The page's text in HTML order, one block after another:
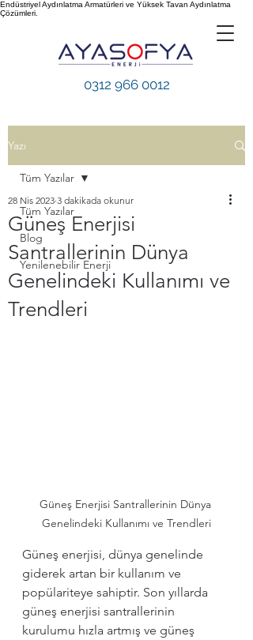
Endüstriyel Aydınlatma Armatürleri ve Yüksek Tavan Aydınlatma
Çözümleri.
0312 966 0012
Yazı
Tüm Yazılar
Blog
Yenilenebilir Enerji
Tüm Yazılar
Güneş Enerjisi
Santrallerinin Dünya
Genelindeki Kullanımı ve
Trendleri
28 Nis 2023 3 dakikada okunur
Güneş Enerjisi Santrallerinin Dünya
Genelindeki Kullanımı ve Trendleri
Güneş enerjisi, dünya genelinde
giderek artan bir kullanım ve
popülariteye sahiptir. Son yıllarda
güneş enerjisi santrallerinin
kurulumu hızla artmış ve güneş